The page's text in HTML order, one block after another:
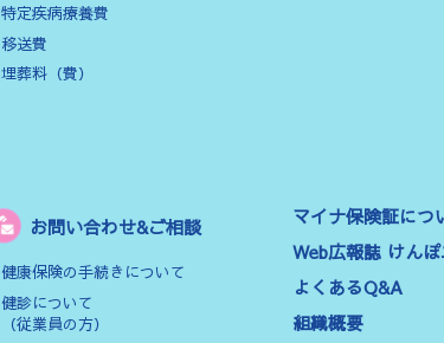
特定疾病療養費
移送費
埋葬料（費）
お問い合わせ&ご相談
健康保険の手続きについて
健診について
（従業員の方）
マイナ保険証につ
Web広報誌 けん
よくあるQ&A
組織概要